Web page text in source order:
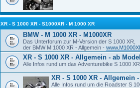
XR - S 1000 XR - S1000XR - M 1000 XR
BMW - M 1000 XR - M1000XR
Das Unterforum zur M-Version der S 1000 XR,
der BMW M 1000 XR - Allgemein -
XR - S 1000 XR - Allgemein - ab
Alle Infos rund um das Adventurebike S 1000
XR - S 1000 XR - Allgemein -
Alle Infos rund um die Roadster S